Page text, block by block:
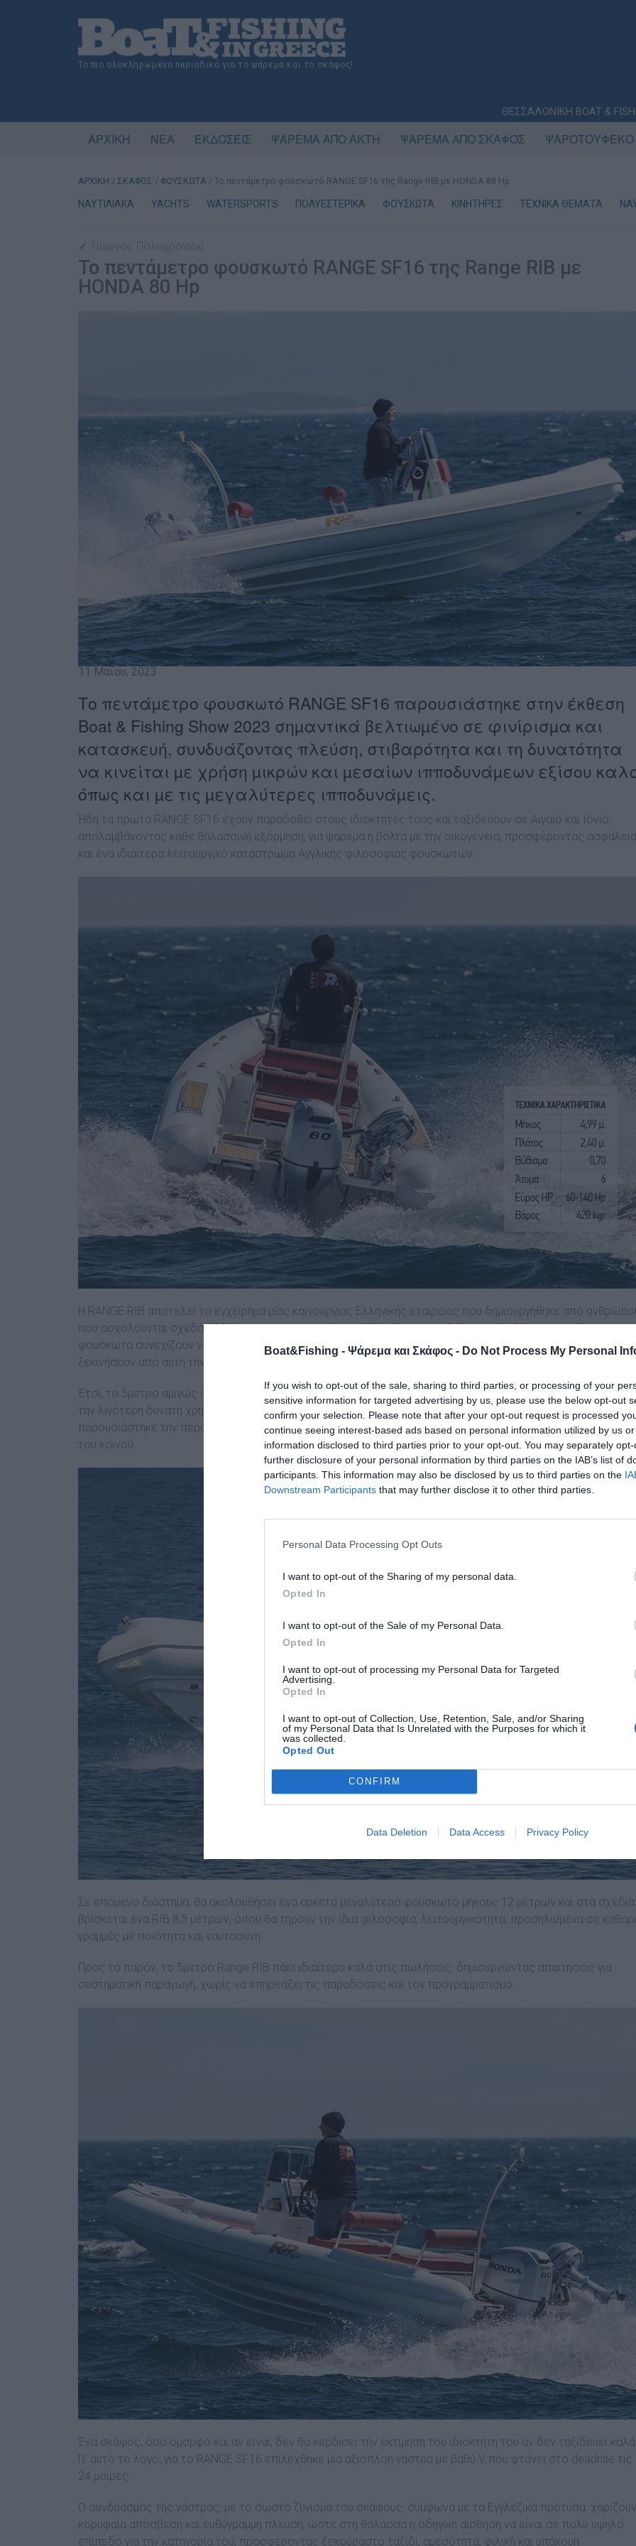
Boat&Fishing - Ψάρεμα και Σκάφος - Do Not Process My Personal
If you wish to opt-out of the sale, sharing to third parties, or processing of your
sensitive information for targeted advertising by us, please use the below opt-out
confirm your selection. Please note that after your opt-out request is processed
continue seeing interest-based ads based on personal information utilized by us
information disclosed to third parties prior to your opt-out. You may separately
further disclosure of your personal information by third parties on the IAB’s list of
participants. This information may also be disclosed by us to third parties on the
Downstream Participants that may further disclose it to other third parties.
Personal Data Processing Opt Outs
I want to opt-out of the Sharing of my personal data.
Opted In
I want to opt-out of the Sale of my Personal Data.
Opted In
I want to opt-out of processing my Personal Data for Targeted
Advertising.
Opted In
I want to opt-out of Collection, Use, Retention, Sale, and/or Sharing
of my Personal Data that Is Unrelated with the Purposes for which it
was collected.
Opted Out
CONFIRM
Data Deletion Data Access Privacy Policy
Το πιο ολοκληρωμένο περιοδικό για το ψάρεμα και το σκάφος!
ΘΕΣΣΑΛΟΝΙΚΗ BOAT &
ΑΡΧΙΚΗ ΝΕΑ ΕΚΔΟΣΕΙΣ ΨΑΡΕΜΑ ΑΠΟ ΑΚΤΗ ΨΑΡΕΜΑ ΑΠΟ ΣΚΑΦΟΣ ΨΑΡΟΤΟΥΦΕΚΟ
ΑΡΧΙΚΗ / ΣΚΑΦΟΣ / ΦΟΥΣΚΩΤΑ / Το πεντάμετρο φουσκωτό RANGE SF16 της Range RIB µε HONDA 80 Hp
ΝΑΥΤΙΛΙΑΚΑ YACHTS WATERSPORTS ΠΟΛΥΕΣΤΕΡΙΚΑ ΦΟΥΣΚΩΤΑ ΚΙΝΗΤΗΡΕΣ ΤΕΧΝΙΚΑ ΘΕΜΑΤΑ
Γιώργος Πολυχρονίου
Το πεντάμετρο φουσκωτό RANGE SF16 της Range RIB µε
HONDA 80 Hp
11 Μαΐου, 2023
Το πεντάµετρο φουσκωτό RANGE SF16 παρουσιάστηκε στην έκθεση
Boat & Fishing Show 2023 σηµαντικά βελτιωµένο σε φινίρισµα και
κατασκευή, συνδυάζοντας πλεύση, στιβαρότητα και τη δυνατότητα
να κινείται µε χρήση µικρών και µεσαίων ιπποδυνάµεων εξίσου
όπως και µε τις µεγαλύτερες ιπποδυνάµεις.
Ήδη τα πρώτα RANGE SF16 έχουν παραδοθεί στους ιδιοκτήτες τους και ταξιδεύουν σε Αιγαίο και Ιόνιο,
απολαµβάνοντας κάθε θαλασσινή εξόρµηση, για ψάρεµα ή βόλτα µε την οικογένεια, προσφέροντας ασφάλεια
και ένα ιδιαίτερα λειτουργικό κατάστρωµα Αγγλικής φιλοσοφίας φουσκωτών.
H RANGE RIB αποτελεί το εγχείρηµα µίας καινούργιας Ελληνικής εταιρείας που δηµιουργήθηκε από
που ασχολούνται σχεδόν 35 έτη µε τα φουσκωτά µε πολλές ώρες στη θάλασσα. Καθώς τα πεντάµετρα
φουσκωτά συνεχίζουν να «κυριαρχούν» όσον αφορά τις πωλήσεις σκαφών στη χώρα µας, το στοίχηµα ήταν
ξεκινήσουν από αυτή την απαιτητική κατηγορία.
Έτσι, το 5µετρο αµιγώς φουσκωτό RANGE RIB SF16 (µε χρήση όσο δυνατόν περισσότερο αεροθαλάµου και
την λιγότερη δυνατή χρήση πολυεστέρα), είναι το πρώτο µοντέλο που µπήκε στη παραγωγή και
παρουσιάστηκε την περσινή άνοιξη στην έκθεση σκαφών Boat & Fishing Show 2022, κερδίζοντας την
του κοινού.
Σε επόµενο διάστηµα, θα ακολουθήσει ένα αρκετά µεγαλύτερο φουσκωτό µήκους 12 µέτρων και στα σχέδια
βρίσκεται ένα RIB 8,5 µέτρων, όπου θα τηρούν την ίδια φιλοσοφία, λειτουργικότητα, προσηλωµένα σε
γραµµές µε ποιότητα και ναυτοσύνη.
Προς το παρόν, το 5µετρο Range RIB πάει ιδιαίτερα καλά στις πωλήσεις, δηµιουργώντας απαιτήσεις για
συστηµατική παραγωγή, χωρίς να επηρεάζει τις παραδόσεις και τον προγραµµατισµό.
Ένα σκάφος, όσο όµορφο και αν είναι, δεν θα κερδίσει την εκτίµηση του ιδιοκτήτη του αν δεν ταξιδεύει
Γι’ αυτό το λόγο, για το RANGE SF16 επιλέχθηκε µία αξιόπλοη γάστρα µε βαθύ V που φτάνει στο deadrise τις
24 µοίρες.
O συνδυασµός της γάστρας, µε το σωστό ζύγισµα του σκάφους, σύµφωνα µε τα Εγγλέζικα πρότυπα, χαρίζουν
κορυφαία απόσβεση και ευθύγραµµη πλεύση, ώστε στη θάλασσα η οδηγική αίσθηση να είναι σε πολύ υψηλό
επίπεδo για την κατηγορία του, προσφέροντας ξεκούραστο ταξίδι, αµεσότητα, φιλική και υπάκουη